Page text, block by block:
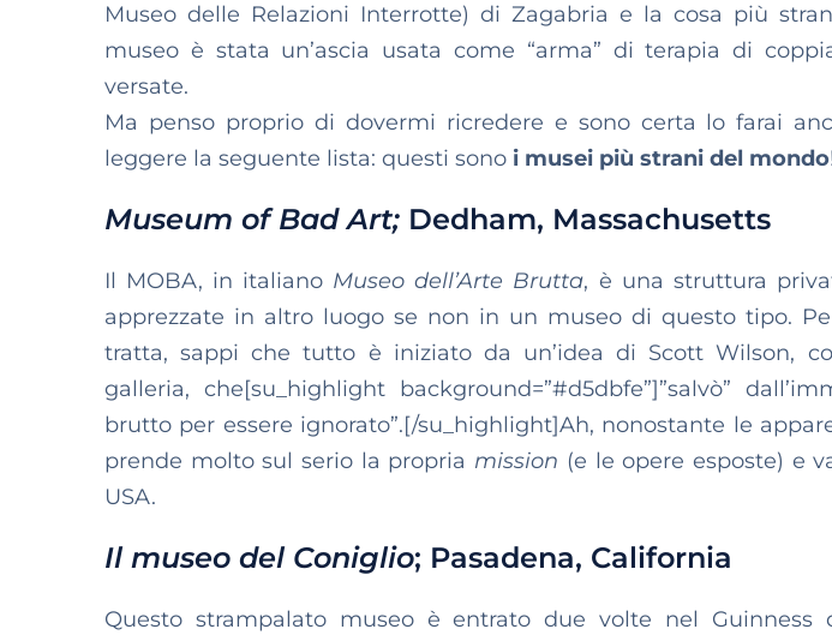
Museo delle Relazioni Interrotte) di Zagabria e la cosa più
museo è stata un’ascia usata come “arma” di terapia di
versate.
Ma penso proprio di dovermi ricredere e sono certa lo farai
leggere la seguente lista: questi sono i musei più strani del mondo
Museum of Bad Art; Dedham, Massachusetts
Il MOBA, in italiano Museo dell’Arte Brutta, è una struttura
apprezzate in altro luogo se non in un museo di questo tipo.
tratta, sappi che tutto è iniziato da un’idea di Scott Wilson,
galleria, che[su_highlight background=”#d5dbfe”]”salvò”
brutto per essere ignorato”.[/su_highlight]Ah, nonostante le
prende molto sul serio la propria mission (e le opere esposte) e
USA.
Il museo del Coniglio; Pasadena, California
Questo strampalato museo è entrato due volte nel Guinness